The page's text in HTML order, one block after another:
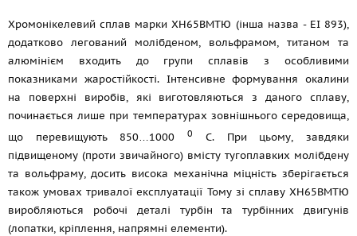
Хромонікелевий сплав марки ХН65ВМТЮ (інша назва - ЕІ 893),
додатково легований молібденом, вольфрамом, титаном та
алюмінієм входить до групи сплавів з особливими
показниками жаростійкості. Інтенсивне формування окалини
на поверхні виробів, які виготовляються з даного сплаву,
починається лише при температурах зовнішнього середовища,
що перевищують 850…10000
С. При цьому, завдяки
підвищеному (проти звичайного) вмісту тугоплавких молібдену
та вольфраму, досить висока механічна міцність зберігається
також умовах тривалої експлуатації Тому зі сплаву ХН65ВМТЮ
виробляються робочі деталі турбін та турбінних двигунів
(лопатки, кріплення, напрямні елементи).